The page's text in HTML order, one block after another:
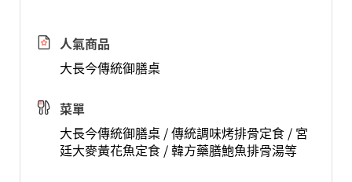
人氣商品
大長今傳統御膳桌
菜單
大長今傳統御膳桌 / 傳統調味烤排骨定食 / 宮
廷大麥黃花魚定食 / 韓方藥膳鮑魚排骨湯等